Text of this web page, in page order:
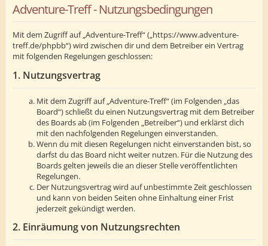
Adventure-Treff - Nutzungsbedingungen
Mit dem Zugriff auf „Adventure-Treff“ („https://www.adventure-
treff.de/phpbb“) wird zwischen dir und dem Betreiber ein Vertrag
mit folgenden Regelungen geschlossen:
1. Nutzungsvertrag
Mit dem Zugriff auf „Adventure-Treff“ (im Folgenden „das
Board“) schließt du einen Nutzungsvertrag mit dem Betreiber
des Boards ab (im Folgenden „Betreiber“) und erklärst dich
mit den nachfolgenden Regelungen einverstanden.
Wenn du mit diesen Regelungen nicht einverstanden bist, so
darfst du das Board nicht weiter nutzen. Für die Nutzung des
Boards gelten jeweils die an dieser Stelle veröffentlichten
Regelungen.
Der Nutzungsvertrag wird auf unbestimmte Zeit geschlossen
und kann von beiden Seiten ohne Einhaltung einer Frist
jederzeit gekündigt werden.
2. Einräumung von Nutzungsrechten